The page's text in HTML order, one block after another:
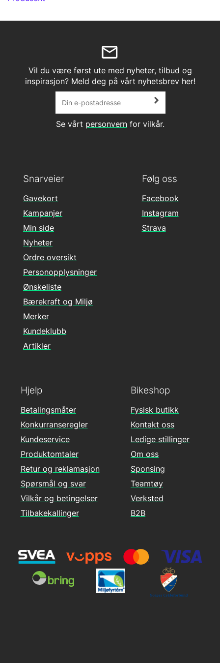
Vil du være først ute med nyheter, tilbud og
inspirasjon? Meld deg på vårt nyhetsbrev her!
Se vårt personvernfor vilkår.
Følg oss
Facebook
Instagram
Strava
Hjelp
Betalingsmåter
Konkurranseregler
Kundeservice
Produktomtaler
Retur og reklamasjon
Spørsmål og svar
Vilkår og betingelser
Tilbakekallinger
Snarveier
Gavekort
Kampanjer
Min side
Nyheter
Ordre oversikt
Personopplysninger
Ønskeliste
Bærekraft og Miljø
Merker
Kundeklubb
Artikler
Bikeshop
Fysisk butikk
Kontakt oss
Ledige stillinger
Om oss
Sponsing
Teamtøy
Verksted
B2B